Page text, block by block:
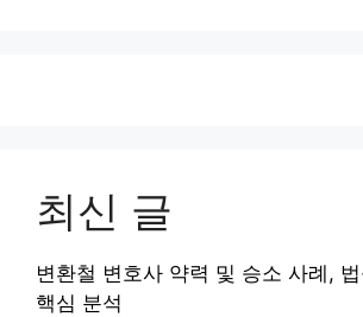
최신 글
변환철 변호사 약력 및 승소 사례,
핵심 분석